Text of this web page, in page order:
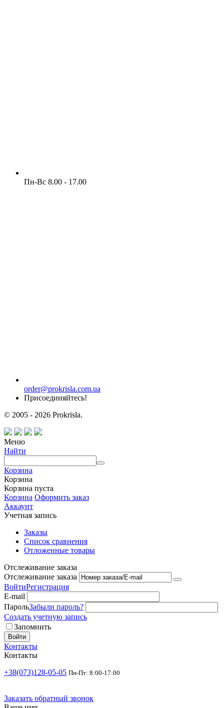
Пн-Вс 8.00 - 17.00
order@prokrisla.com.ua
Присоединяйтесь!
© 2005 - 2026 Prokrisla.
Меню
Найти
Корзина
Корзина
Корзина пуста
Корзина Оформить заказ
Аккаунт
Учетная запись
Заказы
Список сравнения
Отложенные товары
Отслеживание заказа
Отслеживание заказа
ВойтиРегистрация
E-mail
ПарольЗабыли пароль?
Создать учетную запись
Запомнить
Войти
Контакты
Контакты
+38(073)128-05-05 Пн-Пт: 8:00-17:00
Заказать обратный звонок